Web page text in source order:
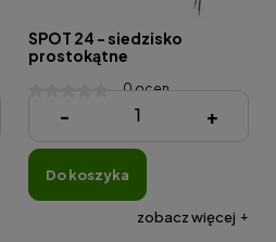
SPOT 24 - siedzisko
prostokątne
0 ocen
40,57 zł
- +
do koszyka
zobacz więcej